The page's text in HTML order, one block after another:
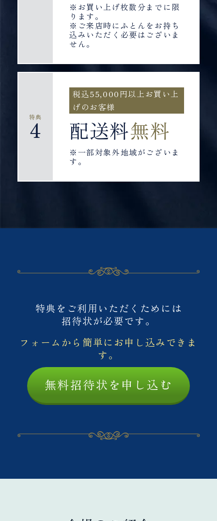
※お買い上げ枚数分までに限
ります。
※ご来店時にふとんをお持ち
込みいただく必要はございま
せん。
特典
4
税込55,000円以上お買い上
げのお客様
配送料無料
※一部対象外地域がございま
す。
特典をご利用いただくためには
招待状が必要です。
フォームから簡単にお申し込みできま
す。
無料招待状を申し込む